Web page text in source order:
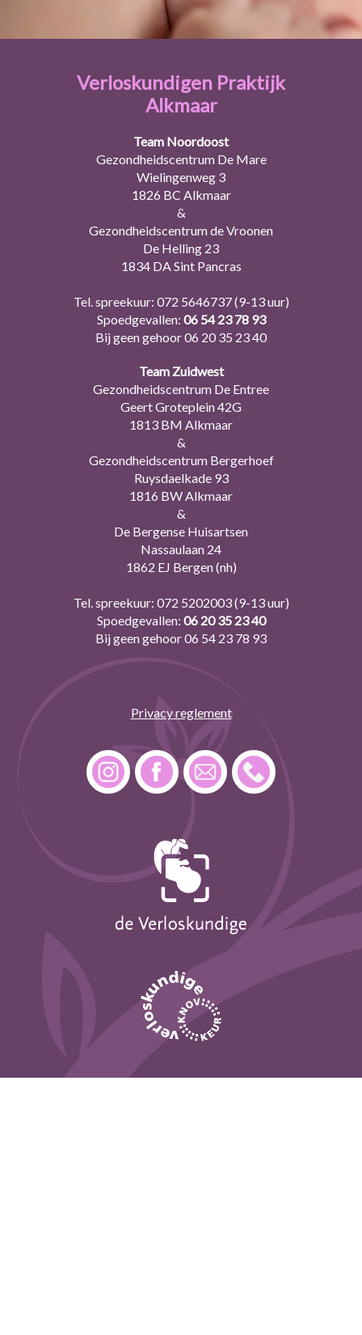
Verloskundigen Praktijk
Alkmaar
Team Noordoost
Gezondheidscentrum De Mare
Wielingenweg 3
1826 BC Alkmaar
&
Gezondheidscentrum de Vroonen
De Helling 23
1834 DA Sint Pancras
Tel. spreekuur: 072 5646737(9-13 uur)
Spoedgevallen: 06 54 23 78 93
Bij geen gehoor06 20 35 23 40
Team Zuidwest
Gezondheidscentrum De Entree
Geert Groteplein 42G
1813 BM Alkmaar
&
Gezondheidscentrum Bergerhoef
Ruysdaelkade 93
1816 BW Alkmaar
&
De Bergense Huisartsen
Nassaulaan 24
1862 EJ Bergen (nh)
Tel. spreekuur: 072 5202003(9-13 uur)
Spoedgevallen: 06 20 35 23 40
Bij geen gehoor06 54 23 78 93
Privacy reglement